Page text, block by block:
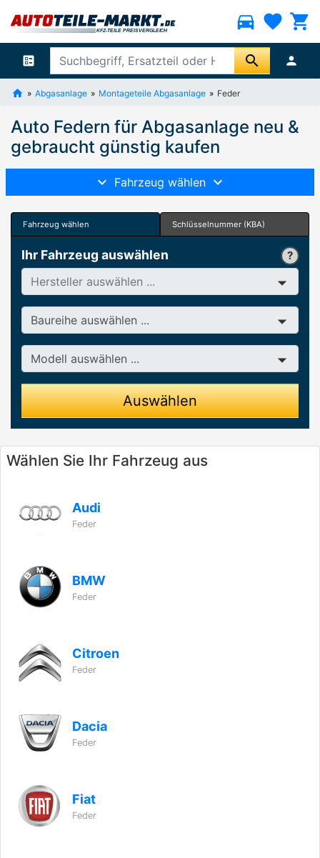
directions_car favorite shopping_cart
ballot search person
Abgasanlage Montageteile Abgasanlage Feder
Auto Federn für Abgasanlage neu &
gebraucht günstig kaufen
Fahrzeug wählen
Fahrzeug wählen Schlüsselnummer (KBA)
Ihr Fahrzeug auswählen
Hersteller
Baureihe
Modell
Auswählen
Wählen Sie Ihr Fahrzeug aus
Audi
Feder
BMW
Feder
Citroen
Feder
Dacia
Feder
Fiat
Feder